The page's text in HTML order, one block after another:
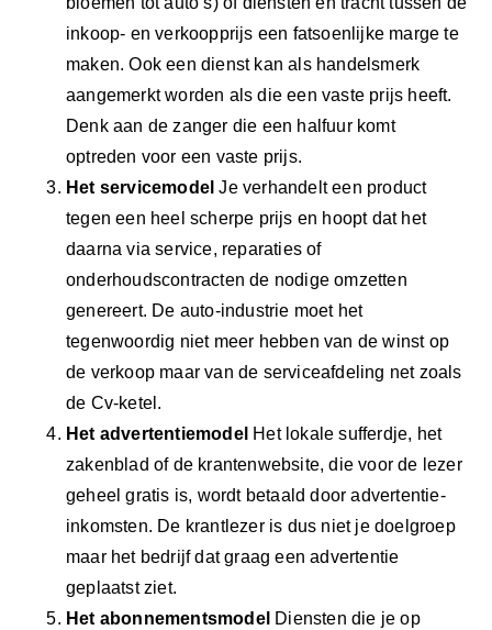
inkoop- en verkoopprijs een fatsoenlijke marge te
maken. Ook een dienst kan als handelsmerk
aangemerkt worden als die een vaste prijs heeft.
Denk aan de zanger die een halfuur komt
optreden voor een vaste prijs.
Het servicemodel Je verhandelt een product
tegen een heel scherpe prijs en hoopt dat het
daarna via service, reparaties of
onderhoudscontracten de nodige omzetten
genereert. De auto-industrie moet het
tegenwoordig niet meer hebben van de winst op
de verkoop maar van de serviceafdeling net zoals
de Cv-ketel.
Het advertentiemodel Het lokale sufferdje, het
zakenblad of de krantenwebsite, die voor de lezer
geheel gratis is, wordt betaald door advertentie-
inkomsten. De krantlezer is dus niet je doelgroep
maar het bedrijf dat graag een advertentie
geplaatst ziet.
Het abonnementsmodel Diensten die je op